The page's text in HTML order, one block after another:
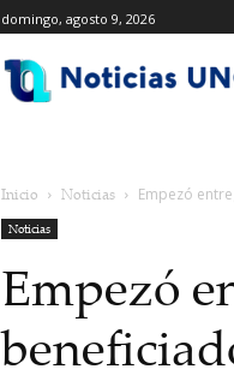
domingo, agosto 9, 2026
Inicio Noticias Empezó
Noticias
Empezó